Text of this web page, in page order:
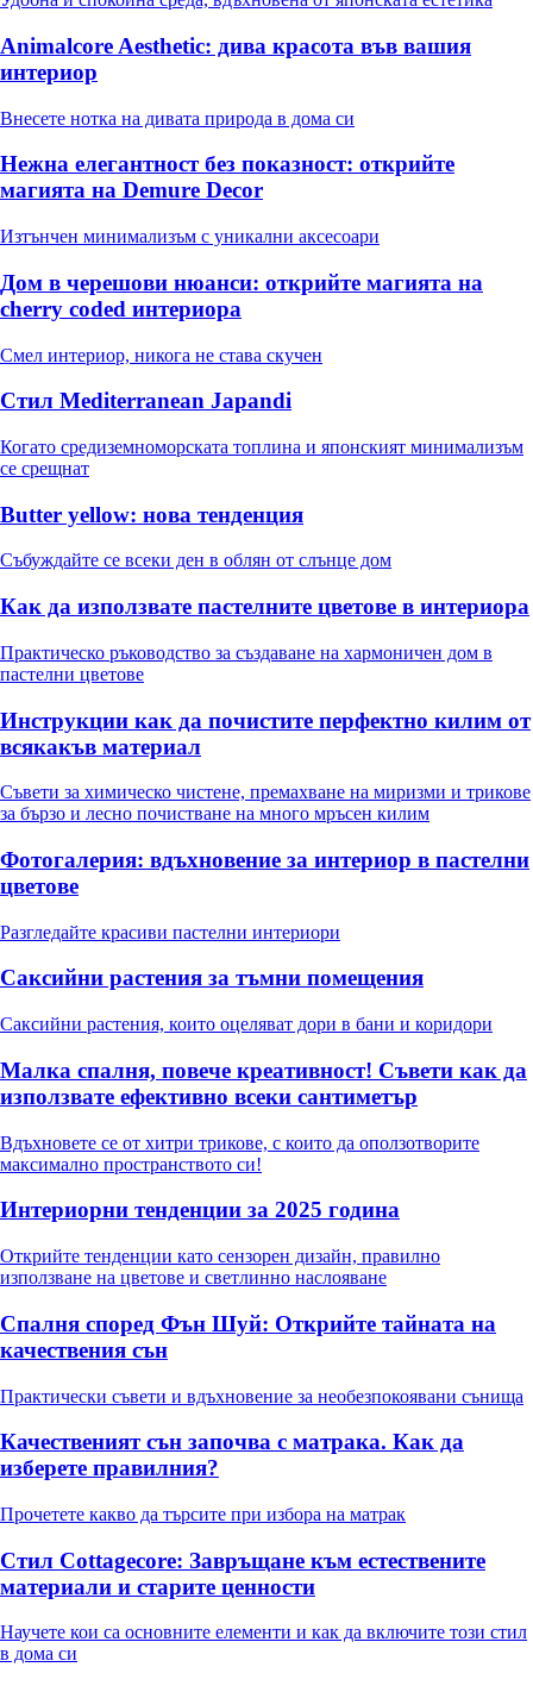
Animalcore Aesthetic: дива красота във вашия
интериор
Внесете нотка на дивата природа в дома си
Нежна елегантност без показност: открийте
магията на Demure Decor
Изтънчен минимализъм с уникални аксесоари
Дом в черешови нюанси: открийте магията на
cherry coded интериора
Смел интериор, никога не става скучен
Стил Mediterranean Japandi
Когато средиземноморската топлина и японският минимализъм
се срещнат
Butter yellow: нова тенденция
Събуждайте се всеки ден в облян от слънце дом
Как да използвате пастелните цветове в интериора
Практическо ръководство за създаване на хармоничен дом в
пастелни цветове
Инструкции как да почистите перфектно килим от
всякакъв материал
Съвети за химическо чистене, премахване на миризми и трикове
за бързо и лесно почистване на много мръсен килим
Фотогалерия: вдъхновение за интериор в пастелни
цветове
Разгледайте красиви пастелни интериори
Саксийни растения за тъмни помещения
Саксийни растения, които оцеляват дори в бани и коридори
Малка спалня, повече креативност! Съвети как да
използвате ефективно всеки сантиметър
Вдъхновете се от хитри трикове, с които да оползотворите
максимално пространството си!
Интериорни тенденции за 2025 година
Открийте тенденции като сензорен дизайн, правилно
използване на цветове и светлинно наслояване
Спалня според Фън Шуй: Открийте тайната на
качествения сън
Практически съвети и вдъхновение за необезпокоявани сънища
Качественият сън започва с матрака. Как да
изберете правилния?
Прочетете какво да търсите при избора на матрак
Стил Cottagecore: Завръщане към естествените
материали и старите ценности
Научете кои са основните елементи и как да включите този стил
в дома си